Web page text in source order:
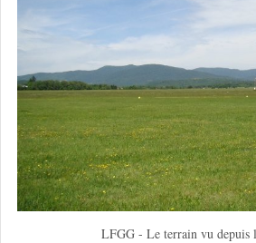
LFGG - Le terrain vu depuis